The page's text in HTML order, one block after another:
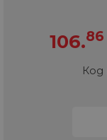
106.86
Код